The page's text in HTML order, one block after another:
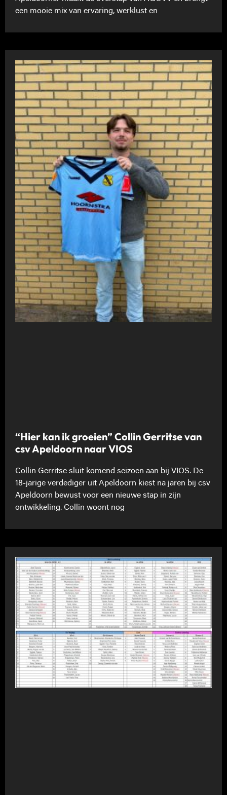
een mooie mix van ervaring, werklust en
“Hier kan ik groeien” Collin Gerritse van
csv Apeldoorn naar VIOS
Collin Gerritse sluit komend seizoen aan bij VIOS. De
18-jarige verdediger uit Apeldoorn kiest na jaren bij csv
Apeldoorn bewust voor een nieuwe stap in zijn
ontwikkeling. Collin woont nog